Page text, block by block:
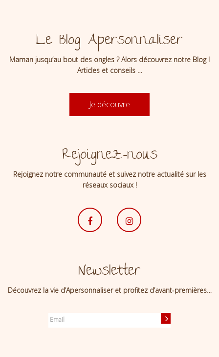
Le Blog Apersonnaliser
Maman jusqu’au bout des ongles ? Alors découvrez notre Blog !
Articles et conseils …
Je découvre
Rejoignez-nous
Rejoignez notre communauté et suivez notre actualité sur les
réseaux sociaux !
Newsletter
Découvrez la vie d’Apersonnaliser et profitez d’avant-premières…